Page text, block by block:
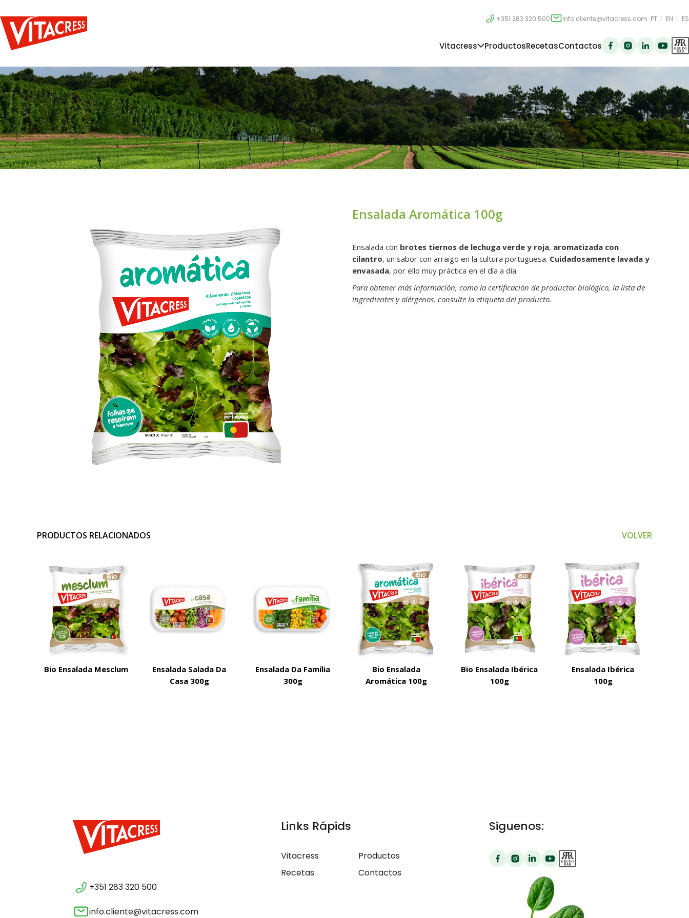
+351 283 320 500 info.cliente@vitacress.com PT EN ES
Vitacress ProductosRecetasContactos
Ensalada Aromática 100g
Ensalada con brotes tiernos de lechuga verde y roja, aromatizada con
cilantro, un sabor con arraigo en la cultura portuguesa. Cuidadosamente lavada y
envasada, por ello muy práctica en el día a día.
Para obtener más información, como la certificación de productor biológico, la lista de
ingredientes y alérgenos, consulte la etiqueta del producto.
PRODUCTOS RELACIONADOS VOLVER
Bio Ensalada Mesclum
Ensalada Salada Da
Casa 300g
Ensalada Da Família
300g
Bio Ensalada
Aromática 100g
Bio Ensalada Ibérica
100g
Ensalada Ibérica
100g
+351 283 320 500
info.cliente@vitacress.com
Links Rápids
Vitacress
Productos
Recetas
Contactos
Siguenos: